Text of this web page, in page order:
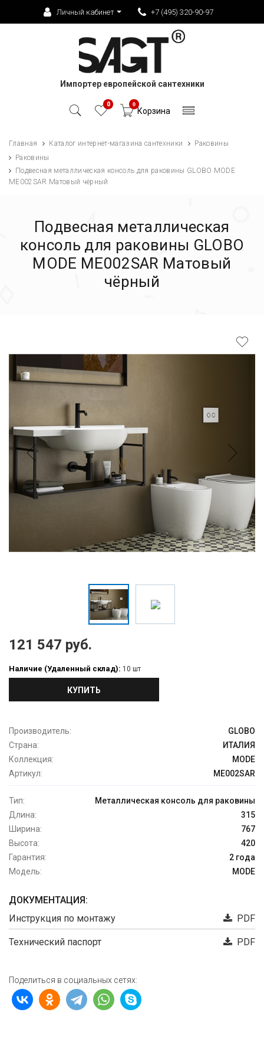
Личный кабинет +7 (495) 320-90-97
Импортер европейской сантехники
0 0
Корзина
Главная Каталог интернет-магазина сантехники
Раковины
Раковины
Подвесная металлическая консоль для раковины GLOBO MODE
ME002SAR Матовый чёрный
Подвесная металлическая
консоль для раковины GLOBO
MODE ME002SAR Матовый
чёрный
121 547 руб.
Наличие (Удаленный склад): 10 шт
КУПИТЬ
Производитель:
GLOBO
Страна:
ИТАЛИЯ
Коллекция:
MODE
Артикул:
ME002SAR
Тип:
Металлическая консоль для раковины
Длина:
315
Ширина:
767
Высота:
420
Гарантия:
2 года
Модель:
MODE
ДОКУМЕНТАЦИЯ:
Инструкция по монтажу
PDF
Технический паспорт PDF
Поделиться в социальных сетях: